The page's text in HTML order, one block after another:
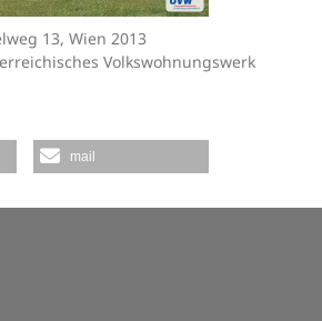
13, Wien 2013
Volkswohnungswerk
mail